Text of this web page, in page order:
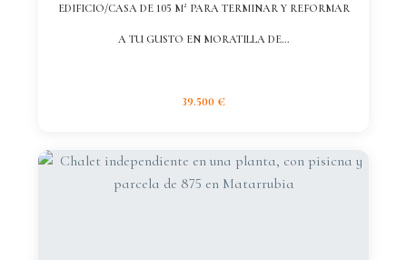
EDIFICIO/CASA DE 105 M² PARA TERMINAR Y REFORMAR
A TU GUSTO EN MORATILLA DE...
39.500 €